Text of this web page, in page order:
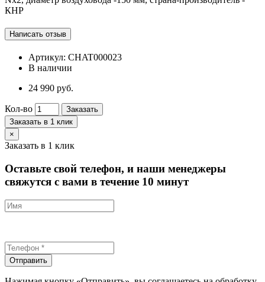
КНР
Артикул: CHAT000023
В наличии
24 990 руб.
Кол-во
Заказать
Заказать в 1 клик
×
Заказать в 1 клик
Оставьте свой телефон, и наши менеджеры
свяжутся с вами в течение 10 минут
Отправить